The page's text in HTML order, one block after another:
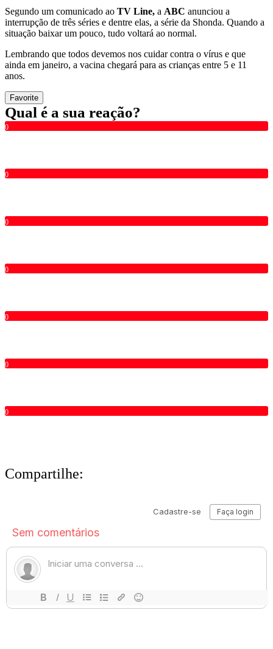
Segundo um comunicado ao TV Line, a ABC anunciou a
interrupção de três séries e dentre elas, a série da Shonda. Quando a
situação baixar um pouco, tudo voltará ao normal.
Lembrando que todos devemos nos cuidar contra o vírus e que
ainda em janeiro, a vacina chegará para as crianças entre 5 e 11
anos.
Favorite
Qual é a sua reação?
0
0
0
0
0
0
0
Compartilhe: